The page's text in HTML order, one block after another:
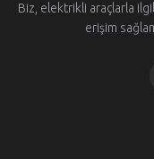
Biz, elektrikli araçlarla
erişim